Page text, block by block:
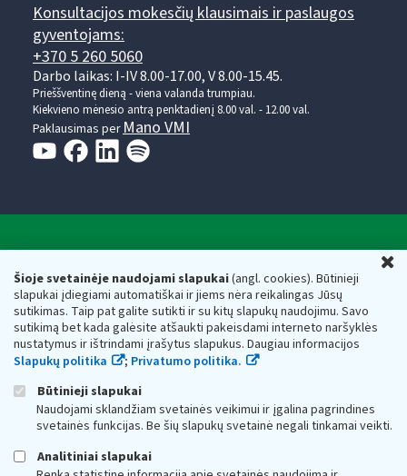
Šioje svetainėje naudojami slapukai(angl. cookies). Būtinieji
slapukai įdiegiami automatiškai ir jiems nėra reikalingas Jūsų
sutikimas. Taip pat galite sutikti ir su kitų slapukų naudojimu. Savo
sutikimą bet kada galėsite atšaukti pakeisdami interneto naršyklės
nustatymus ir ištrindami įrašytus slapukus. Daugiau informacijos
Slapukų politika
; Privatumo politika.
Būtinieji slapukai
Naudojami sklandžiam svetainės veikimui ir įgalina pagrindines
svetainės funkcijas. Be šių slapukų svetainė negali tinkamai veikti.
Analitiniai slapukai
Konsultacijos mokesčių klausimais ir paslaugos
gyventojams:
+370 5 260 5060
Darbo laikas: I-IV 8.00-17.00, V 8.00-15.45.
Prieššventinę dieną - viena valanda trumpiau.
Kiekvieno mėnesio antrą penktadienį 8.00 val. - 12.00 val.
Paklausimas per Mano VMI
Respublikos finansų ministerijos
Biudžetinė įstaiga. Juridinio asmens kodas — 188659752,
adresas: Vasario 16-osios g. 14, 01107 Vilnius, Lietuva, el.paštas:
vmi@vmi.lt, E. pristatymo dėžutės adresas 188659752
Duomenys apie Valstybinę mokesčių inspekciją prie Lietuvos
Respublikos finansų ministerijos kaupiami ir saugomi Juridinių